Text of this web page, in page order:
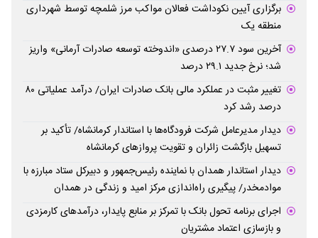
برگزاری آیین نکوداشت فعالان مواکب مرز شلمچه توسط شهرداری
منطقه یک
آخرین سود ۲۷.۷ درصدی «اندوخته توسعه صادرات آرمانی» واریز
شد؛ نرخ جدید ۲۹.۱ درصد
تغییر مثبت در عملکرد مالی بانک صادرات ایران/ درآمد عملیاتی ۸۰
درصد رشد کرد
دیدار مدیرعامل شرکت فرودگاه‌ها با استاندار کرمانشاه/ تأکید بر
تسهیل بازگشت زائران و تقویت پروازهای کرمانشاه
دیدار استاندار همدان با نماینده رئیس‌جمهور و دبیرکل ستاد مبارزه با
موادمخدر/ پیگیری راه‌اندازی مرکز امید و زندگی در همدان
اجرای برنامه تحول بانک با تمرکز بر منابع پایدار، درآمدهای کارمزدی
و بازسازی اعتماد مشتریان